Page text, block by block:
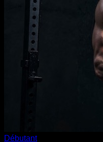
Débutant